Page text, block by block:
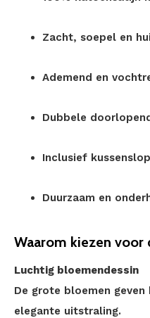
Zacht, soepel en
Ademend en
Dubbele
Inclusief
Duurzaam en
Waarom kiezen voor
Luchtig bloemendessin
De grote bloemen
elegante uitstraling.